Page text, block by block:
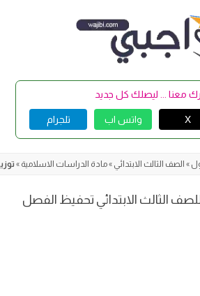
معنا ... ليصلك كل جديد
X واتس اب تلجرام
» الصف الثالث الابتدائي »مادة الدراسات الاسلامية »
الثالث الابتدائي تحفيظ الفصل